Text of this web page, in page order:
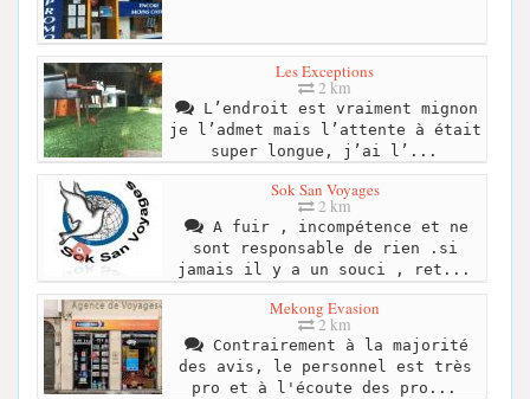
Les Exceptions
2 km
L’endroit est vraiment mignon
je l’admet mais l’attente à était
super longue, j’ai l’...
Sok San Voyages
2 km
A fuir , incompétence et ne
sont responsable de rien .si
jamais il y a un souci , ret...
Mekong Evasion
2 km
Contrairement à la majorité
des avis, le personnel est très
pro et à l'écoute des pro...